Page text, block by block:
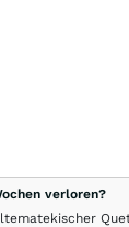
verloren?